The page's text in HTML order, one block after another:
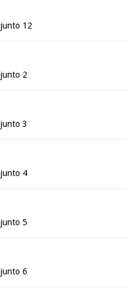
12
2
3
4
5
6